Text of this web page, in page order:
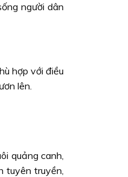
người dân
hợp với điều
lên.
quảng canh,
tuyên truyền,